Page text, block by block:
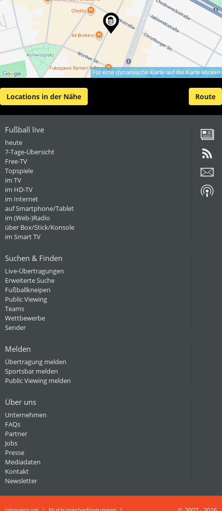
Für eine dynamische Karte auf die Karte klicken
Locations in der Nähe Route
Fußball live
heute
7-Tage-Übersicht
Free-TV
Topspiele
im TV
im HD-TV
im Internet
auf Smartphone/Tablet
im (Web-)Radio
über Box/Stick/Konsole
im Smart TV
Suchen & Finden
Live-Übertragungen
Erweiterte Suche
Fußballkneipen
Public Viewing
Teams
Wettbewerbe
Sender
Melden
Übertragung melden
Sportsbar melden
Public Viewing melden
Über uns
Unternehmen
FAQs
Partner
Jobs
Presse
Mediadaten
Kontakt
Newsletter